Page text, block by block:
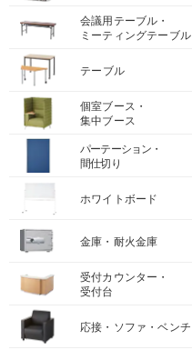
会議用テーブル・
ミーティングテーブル
テーブル
個室ブース・
集中ブース
パーテーション・
間仕切り
ホワイトボード
金庫・耐火金庫
受付カウンター・
受付台
応接・ソファ・ベンチ